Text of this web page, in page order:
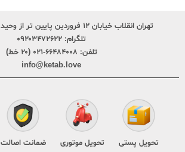
تهران انقلاب خیابان ۱۲ فروردین پایین تر از وحید نظری پلاک ۲۴۹
تلگرام: ۰۹۲۰۳۴۷۲۶۲۲
تلفن: ۶۶۴۸۴۰۰۸-۰۲۱ (۲۰ خط)
info@ketab.love
تحویل پستی تحویل موتوری ضمانت اصالت